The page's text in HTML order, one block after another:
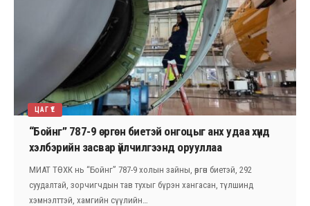
ЦАГ ҮЕ
“Бойнг” 787-9 өргөн биетэй онгоцыг анх удаа хүнд
хэлбэрийн засвар үйлчилгээнд орууллаа
МИАТ ТӨХК нь “Бойнг” 787-9 холын зайны, өргөн биетэй, 292
суудалтай, зорчигчдын тав тухыг бүрэн хангасан, түлшинд
хэмнэлттэй, хамгийн сүүлийн…